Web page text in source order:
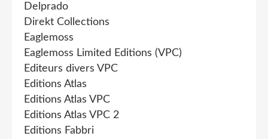
Delprado
Direkt Collections
Eaglemoss
Eaglemoss Limited Editions (VPC)
Editeurs divers VPC
Editions Atlas
Editions Atlas VPC
Editions Atlas VPC 2
Editions Fabbri